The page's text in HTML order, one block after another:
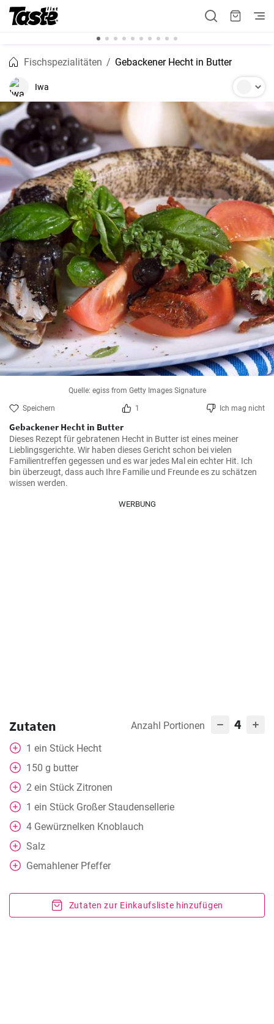
Fischspezialitäten Gebackener Hecht in Butter
Iwa
Quelle: egiss from Getty Images Signature
Speichern 1 Ich mag nicht
Gebackener Hecht in Butter
Dieses Rezept für gebratenen Hecht in Butter ist eines meiner
Lieblingsgerichte. Wir haben dieses Gericht schon bei vielen
Familientreffen gegessen und es war jedes Mal ein echter Hit. Ich
bin überzeugt, dass auch Ihre Familie und Freunde es zu schätzen
WERBUNG
Zutaten Anzahl Portionen 4
1 ein Stück Hecht
150 g butter
2 ein Stück Zitronen
1 ein Stück Großer Staudensellerie
4 Gewürznelken Knoblauch
Salz
Gemahlener Pfeffer
Zutaten zur Einkaufsliste hinzufügen